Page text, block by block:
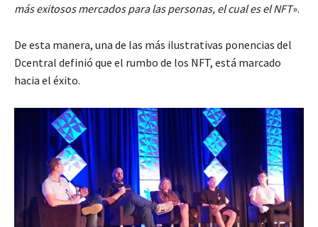
más exitosos mercados para las personas, el cual es el NFT».
De esta manera, una de las más ilustrativas ponencias del
Dcentral definió que el rumbo de los NFT, está marcado
hacia el éxito.